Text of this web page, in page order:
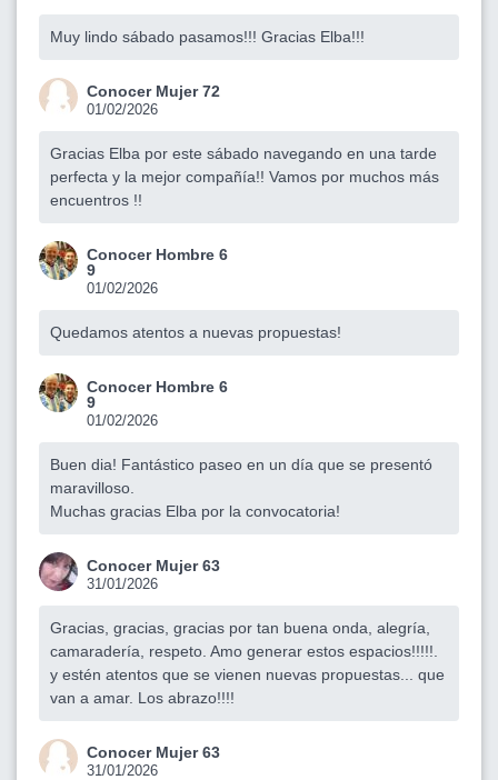
Muy lindo sábado pasamos!!! Gracias Elba!!!
Conocer Mujer 72
01/02/2026
Gracias Elba por este sábado navegando en una tarde
perfecta y la mejor compañía!! Vamos por muchos más
encuentros !!
Conocer Hombre 6
9
01/02/2026
Quedamos atentos a nuevas propuestas!
Conocer Hombre 6
9
01/02/2026
Buen dia! Fantástico paseo en un día que se presentó
maravilloso.
Muchas gracias Elba por la convocatoria!
Conocer Mujer 63
31/01/2026
Gracias, gracias, gracias por tan buena onda, alegría,
camaradería, respeto. Amo generar estos espacios!!!!!.
y estén atentos que se vienen nuevas propuestas... que
van a amar. Los abrazo!!!!
Conocer Mujer 63
31/01/2026